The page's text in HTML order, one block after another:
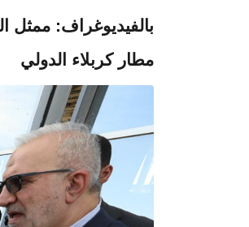
بالفيديوغراف: ممثل
مطار كربلاء الدولي